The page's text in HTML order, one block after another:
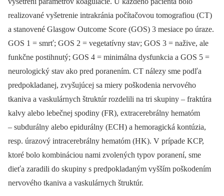
realizované vyšetrenie intrakránia počítačovou tomografiou (CT)
a stanovené Glasgow Outcome Score (GOS) 3 mesiace po úraze.
GOS 1 = smrť; GOS 2 = vegetatívny stav; GOS 3 = nažive, ale
funkčne postihnutý; GOS 4 = minimálna dysfunkcia a GOS 5 =
neurologický stav ako pred poranením. CT nálezy sme podľa
predpokladanej, zvyšujúcej sa miery poškodenia nervového
tkaniva a vaskulárnych štruktúr rozdelili na tri skupiny –⁠ fraktúra
kalvy alebo lebečnej spodiny (FR), extracerebrálny hematóm
–⁠ subdurálny alebo epidurálny (ECH) a hemoragická kontúzia,
resp. úrazový intracerebrálny hematóm (HK). V prípade KCP,
ktoré bolo kombináciou nami zvolených typov poranení, sme
dieťa zaradili do skupiny s predpokladaným vyšším poškodením
nervového tkaniva a vaskulárnych štruktúr.